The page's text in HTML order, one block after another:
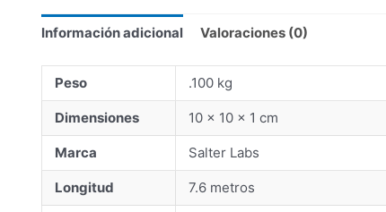
Información adicional Valoraciones (0)
Peso .100 kg
Dimensiones 10 × 10 × 1 cm
Marca Salter Labs
Longitud 7.6 metros